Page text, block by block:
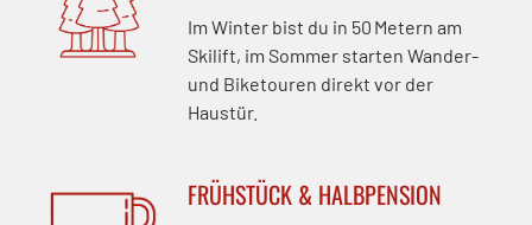
Im Winter bist du in 50 Metern am
Skilift, im Sommer starten Wander-
und Biketouren direkt vor der
Haustür.
FRÜHSTÜCK & HALBPENSION